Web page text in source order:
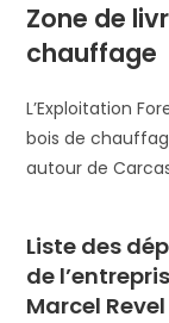
Zone de
chauffage
L’Exploitation
bois de
autour de
Liste des
de
Marcel Revel